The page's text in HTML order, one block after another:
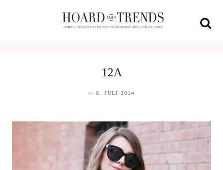
12A
on 6. JULI 2014